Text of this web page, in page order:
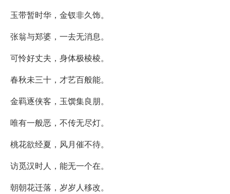
玉带暂时华，金钗非久饰。
张翁与郑婆，一去无消息。
可怜好丈夫，身体极棱棱。
春秋未三十，才艺百般能。
金羁逐侠客，玉馔集良朋。
唯有一般恶，不传无尽灯。
桃花欲经夏，风月催不待。
访觅汉时人，能无一个在。
朝朝花迁落，岁岁人移改。